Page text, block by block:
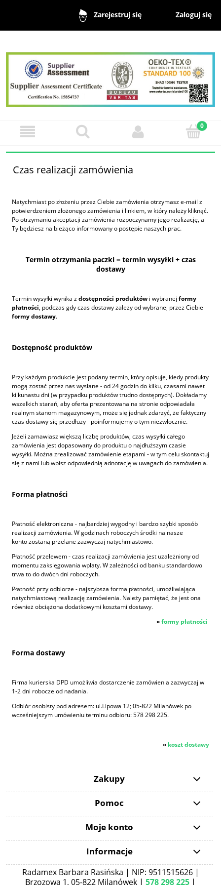
Zarejestruj się Zaloguj się
Czas realizacji zamówienia
Natychmiast po złożeniu przez Ciebie zamówienia otrzymasz e-mail z
potwierdzeniem złożonego zamówienia i linkiem, w który należy kliknąć.
Po otrzymaniu akceptacji zamówienia rozpoczynamy jego realizację, a
Ty będziesz na bieżąco informowany o postępie naszych prac.
Termin otrzymania paczki = termin wysyłki + czas
dostawy
Termin wysyłki wynika zdostępności produktów i wybranej formy
płatności, podczas gdy czas dostawy zależy od wybranej przez Ciebie
formy dostawy.
Dostępność produktów
Przy każdym produkcie jest podany termin, który opisuje, kiedy produkty
mogą zostać przez nas wysłane - od 24 godzin do kilku, czasami nawet
kilkunastu dni (w przypadku produktów trudno dostępnych). Dokładamy
wszelkich starań, aby oferta prezentowana na stronie odpowiadała
realnym stanom magazynowym, może się jednak zdarzyć, że faktyczny
czas dostawy się przedłuży - poinformujemy o tym niezwłocznie.
Jeżeli zamawiasz większą liczbę produktów, czas wysyłki całego
zamówienia jest dopasowany do produktu o najdłuższym czasie
wysyłki. Można zrealizować zamówienie etapami - w tym celu skontaktuj
się z nami lub wpisz odpowiednią adnotację w uwagach do zamówienia.
Forma płatności
Płatność elektroniczna - najbardziej wygodny i bardzo szybki sposób
realizacji zamówienia. W godzinach roboczych środki na nasze
konto zostaną przelane zazwyczaj natychmiastowo.
Płatność przelewem - czas realizacji zamówienia jest uzależniony od
momentu zaksięgowania wpłaty. W zależności od banku standardowo
trwa to do dwóch dni roboczych.
Płatność przy odbiorze - najszybsza forma płatności, umożliwiająca
natychmiastową realizację zamówienia. Należy pamiętać, że jest ona
również obciążona dodatkowymi kosztami dostawy.
»formy płatności
Forma dostawy
Firma kurierska DPD umożliwia dostarczenie zamówienia zazwyczaj w
1-2 dni robocze od nadania.
Odbiór osobisty pod adresem: ul.Lipowa 12; 05-822 Milanówek po
wcześniejszym umówieniu terminu odbioru: 578 298 225.
» koszt dostawy
Zakupy
Pomoc
Moje konto
Informacje
Radamex Barbara Rasińska | NIP: 9511515626 |
Brzozowa 1, 05-822 Milanówek | 578 298 225 |